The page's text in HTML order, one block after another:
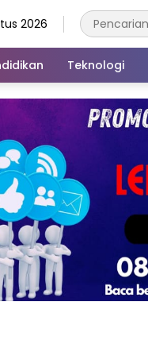
2026
Teknologi